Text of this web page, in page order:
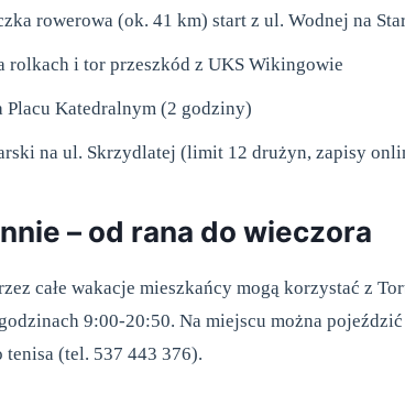
rowerowa (ok. 41 km) start z ul. Wodnej na
rolkach i tor przeszkód z UKS Wikingowie
Placu Katedralnym (2 godziny)
na ul. Skrzydlatej (limit 12 drużyn, zapisy
– od rana do wieczora
całe wakacje mieszkańcy mogą korzystać z
9:00-20:50. Na miejscu można
(tel. 537 443 376).